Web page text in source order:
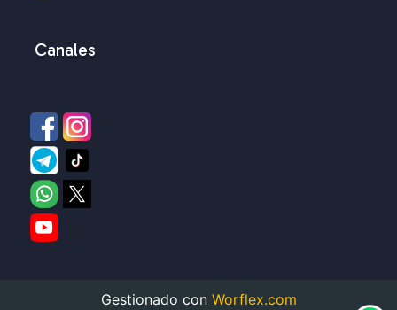
Canales
Gestionado con Worflex.com